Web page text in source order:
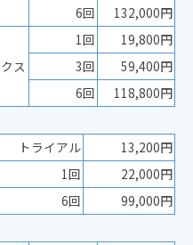
6回
132,000円
ス
1回
19,800円
3回
59,400円
6回
118,800円
トライアル
13,200円
1回
22,000円
6回
99,000円